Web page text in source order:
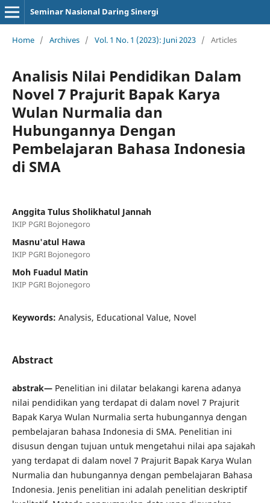
Seminar Nasional Daring Sinergi
Home / Archives / Vol. 1 No. 1 (2023): Juni 2023 / Articles
Analisis Nilai Pendidikan Dalam
Novel 7 Prajurit Bapak Karya
Wulan Nurmalia dan
Hubungannya Dengan
Pembelajaran Bahasa Indonesia
di SMA
Anggita Tulus Sholikhatul Jannah
IKIP PGRI Bojonegoro
Masnu'atul Hawa
IKIP PGRI Bojonegoro
Moh Fuadul Matin
IKIP PGRI Bojonegoro
Keywords: Analysis, Educational Value, Novel
Abstract
abstrak— Penelitian ini dilatar belakangi karena adanya
nilai pendidikan yang terdapat di dalam novel 7 Prajurit
Bapak Karya Wulan Nurmalia serta hubungannya dengan
pembelajaran bahasa Indonesia di SMA. Penelitian ini
disusun dengan tujuan untuk mengetahui nilai apa sajakah
yang terdapat di dalam novel 7 Prajurit Bapak Karya Wulan
Nurmalia dan hubungannya dengan pembelajaran Bahasa
Indonesia. Jenis penelitian ini adalah penelitian deskriptif